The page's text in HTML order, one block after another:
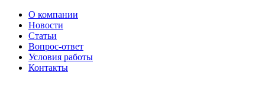
О компании
Новости
Статьи
Вопрос-ответ
Условия работы
Контакты